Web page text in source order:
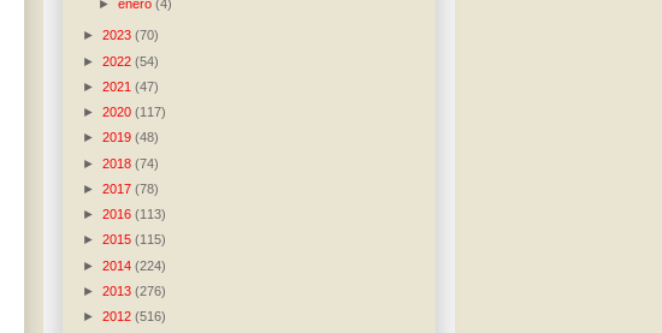
►enero(4)
► 2023 (70)
► 2022 (54)
► 2021 (47)
► 2020 (117)
► 2019 (48)
► 2018 (74)
► 2017 (78)
► 2016 (113)
► 2015 (115)
► 2014 (224)
► 2013 (276)
► 2012 (516)